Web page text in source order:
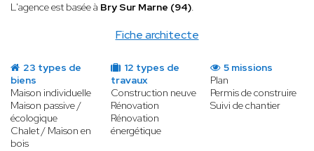
Fiche architecte
L'agence est basée à Bry Sur Marne (94).
23 types de
biens
Maison individuelle
Maison passive /
écologique
Chalet / Maison en
bois
12 types de
travaux
Construction neuve
Rénovation
Rénovation
énergétique
5 missions
Plan
Permis de construire
Suivi de chantier